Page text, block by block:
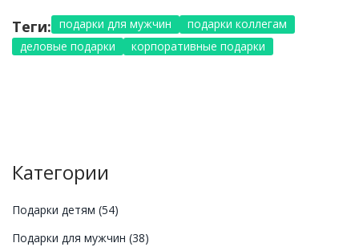
Теги: подарки для мужчин
подарки коллегам
деловые подарки
корпоративные подарки
Категории
Подарки детям (54)
Подарки для мужчин (38)